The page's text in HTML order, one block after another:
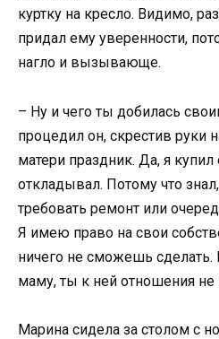
куртку на кресло. Видимо,
придал ему уверенности,
нагло и вызывающе.
– Ну и чего ты добилась
процедил он, скрестив руки
матери праздник. Да, я
откладывал. Потому что
требовать ремонт или
Я имею право на свои
ничего не сможешь
маму, ты к ней отношения
Марина сидела за столом с